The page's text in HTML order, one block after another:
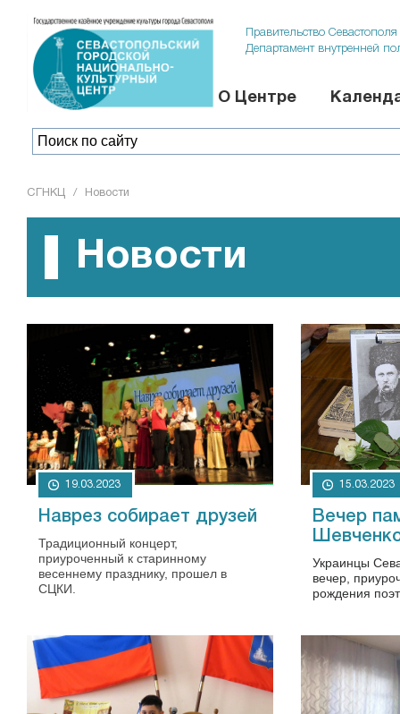
О Центре
Правительство Севастополя
Департамент внутренней
СГНКЦ / Новости
Новости
19.03.2023
Наврез собирает друзей
Традиционный концерт,
приуроченный к старинному
весеннему празднику, прошел в
СЦКИ.
15.03.2023
Вечер
Украинцы
вечер,
рождения